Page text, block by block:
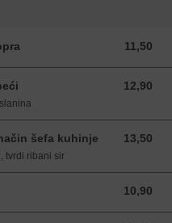
11,50
11,50 EUR
12,90
12,90 EUR
šefa kuhinje 13,50
13,50 EUR
tvrdi ribani sir
10,90
10,90 EUR